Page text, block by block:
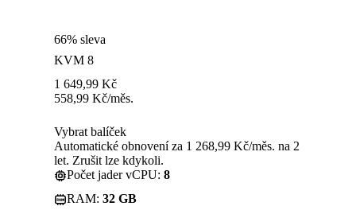
66% sleva
KVM 8
1 649,99 Kč
558,99 Kč/měs.
Vybrat balíček
Automatické obnovení za 1 268,99 Kč/měs. na 2
let. Zrušit lze kdykoli.
Počet jader vCPU: 8
RAM: 32 GB